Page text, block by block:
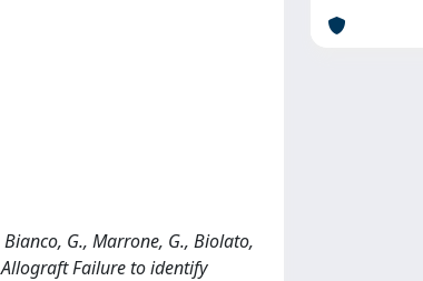
G., Marrone, G., Biolato,
Failure to identify